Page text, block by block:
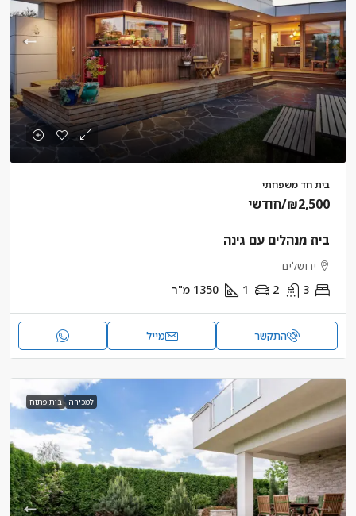
בית חד משפחתי
₪2,500/חודשי
בית מנהלים עם גינה
ירושלים
3
2
1
1350 מ"ר
התקשר מייל
למכירה בית פתוח